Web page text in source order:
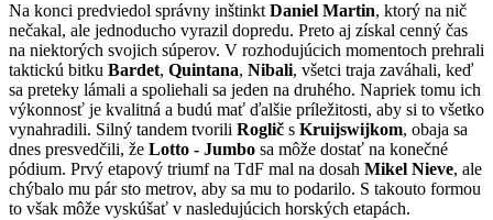
Na konci predviedol správny inštinkt Daniel Martin, ktorý na nič
nečakal, ale jednoducho vyrazil dopredu. Preto aj získal cenný čas
na niektorých svojich súperov. V rozhodujúcich momentoch prehrali
taktickú bitku Bardet, Quintana, Nibali, všetci traja zaváhali, keď
sa preteky lámali a spoliehali sa jeden na druhého. Napriek tomu ich
výkonnosť je kvalitná a budú mať ďalšie príležitosti, aby si to všetko
vynahradili. Silný tandem tvorili Roglič s Kruijswijkom, obaja sa
dnes presvedčili, že Lotto - Jumbo sa môže dostať na konečné
pódium. Prvý etapový triumf na TdF mal na dosah Mikel Nieve, ale
chýbalo mu pár sto metrov, aby sa mu to podarilo. S takouto formou
to však môže vyskúšať v nasledujúcich horských etapách.